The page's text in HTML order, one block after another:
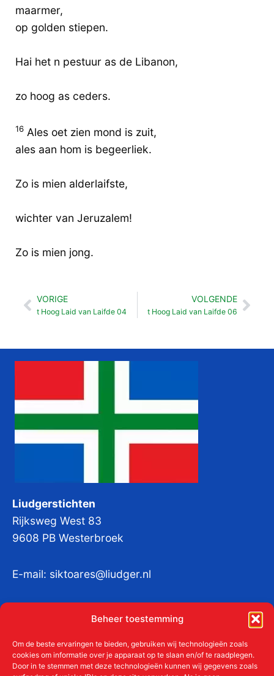
Beheer toestemming
Om de beste ervaringen te bieden, gebruiken wij technologieën zoals
cookies om informatie over je apparaat op te slaan en/of te raadplegen.
Door in te stemmen met deze technologieën kunnen wij gegevens zoals
maarmer,
op golden stiepen.
Hai het n pestuur as de Libanon,
zo hoog as ceders.
16 Ales oet zien mond is zuit,
ales aan hom is begeerliek.
Zo is mien alderlaifste,
wichter van Jeruzalem!
Zo is mien jong.
Vorige
VORIGE
t Hoog Laid van Laifde 04
VOLGENDE
t Hoog Laid van Laifde 06
Liudgerstichten
Rijksweg West 83
9608 PB Westerbroek
E-mail: siktoares@liudger.nl
KvKnr:41011712